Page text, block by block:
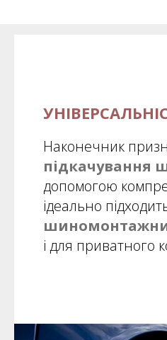
Наконечник
підкачування
допомогою
ідеально
і для приватного